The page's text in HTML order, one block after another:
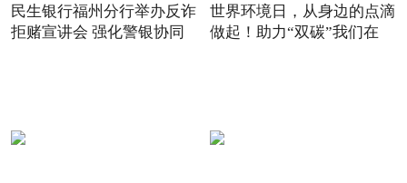
民生银行福州分行举办反诈
拒赌宣讲会 强化警银协同
世界环境日，从身边的点滴
做起！助力“双碳”我们在